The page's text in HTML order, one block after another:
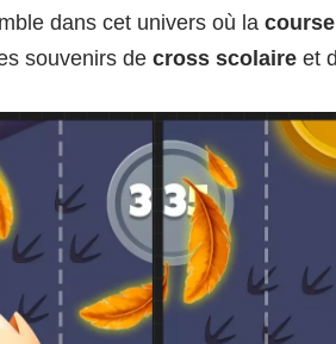
dans cet univers où la
souvenirs de cross scolaire et